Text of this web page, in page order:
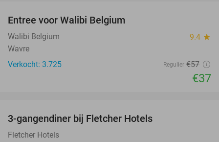
Entree voor Walibi Belgium
Walibi Belgium 9.4 star
Wavre
Verkocht: 3.725
Regulier €57
€37
3-gangendiner bij Fletcher Hotels
Fletcher Hotels